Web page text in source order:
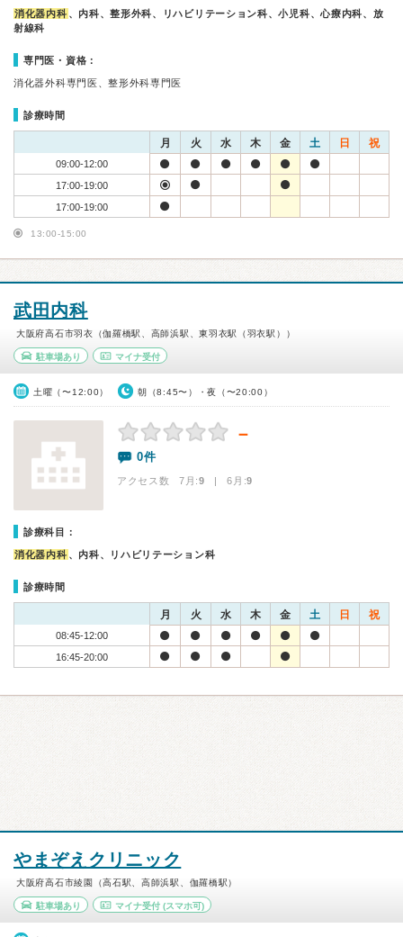
消化器内科 、内科、整形外科、リハビリテーション科、小児科、心療内科、放
射線科
専門医・資格：
消化器外科専門医、整形外科専門医
診療時間
月 火 水 木 金 土 日 祝
09:00-12:00
17:00-19:00
17:00-19:00
13:00-15:00
武田内科
大阪府高石市羽衣（伽羅橋駅、高師浜駅、東羽衣駅（羽衣駅））
駐車場あり マイナ受付
土曜（〜12:00） 朝（8:45〜）・夜（〜20:00）
－
0件
アクセス数 7月:9 | 6月:9
診療科目：
消化器内科 、内科、リハビリテーション科
診療時間
月 火 水 木 金 土 日 祝
08:45-12:00
16:45-20:00
やまぞえクリニック
大阪府高石市綾園（高石駅、高師浜駅、伽羅橋駅）
駐車場あり マイナ受付(スマホ可)